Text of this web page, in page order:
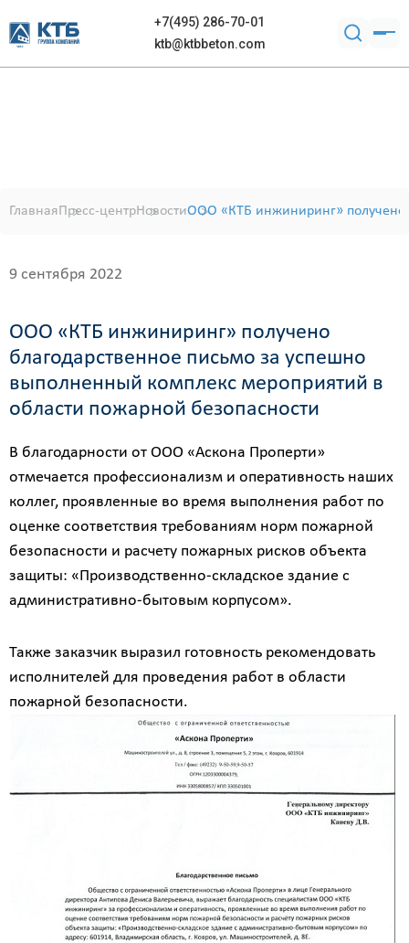
+7(495) 286-70-01
ktb@ktbbeton.com
ГлавнаяПресс-центрНовостиООО «КТБ инжиниринг» получено
9 сентября 2022
ООО «КТБ инжиниринг» получено
благодарственное письмо за успешно
выполненный комплекс мероприятий в
области пожарной безопасности
В благодарности от ООО «Аскона Проперти»
отмечается профессионализм и оперативность наших
коллег, проявленные во время выполнения работ по
оценке соответствия требованиям норм пожарной
безопасности и расчету пожарных рисков объекта
защиты: «Производственно-складское здание с
административно-бытовым корпусом».
Также заказчик выразил готовность рекомендовать
исполнителей для проведения работ в области
пожарной безопасности.